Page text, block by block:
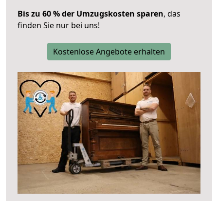
Bis zu 60 % der Umzugskosten sparen, das
finden Sie nur bei uns!
Kostenlose Angebote erhalten